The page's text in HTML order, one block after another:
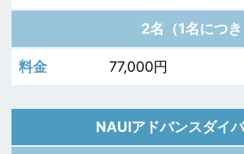
2名（1名につき
77,000円
NAUIアドバンスダイ